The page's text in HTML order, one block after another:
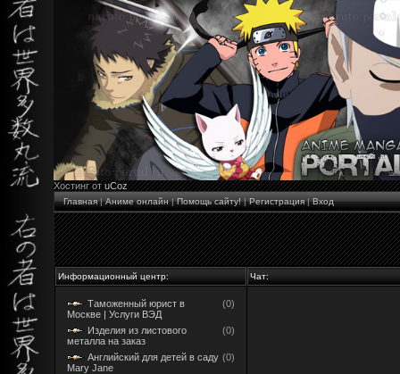
Хостинг отuCoz
Главная|Аниме онлайн|Помощь сайту!|Регистрация|Вход
Информационный центр: Чат:
Таможенный юрист в
Москве | Услуги ВЭД
(0)
Изделия из листового
металла на заказ
(0)
Английский для детей в саду
Mary Jane
(0)